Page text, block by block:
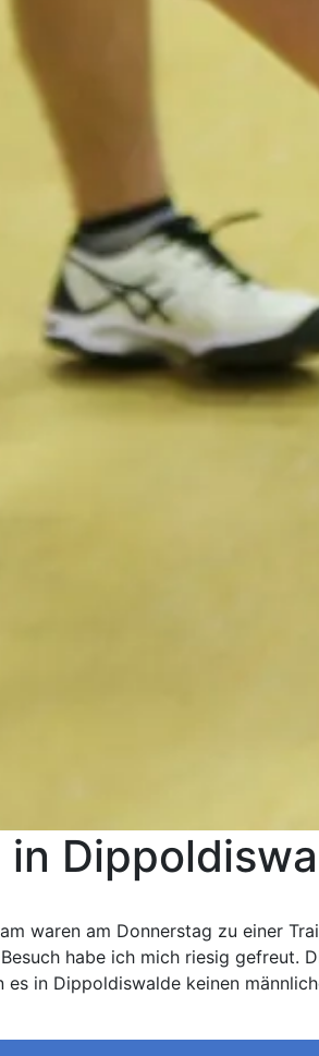
waren am Donnerstag zu einer
habe ich mich riesig
in Dippoldiswalde keinen